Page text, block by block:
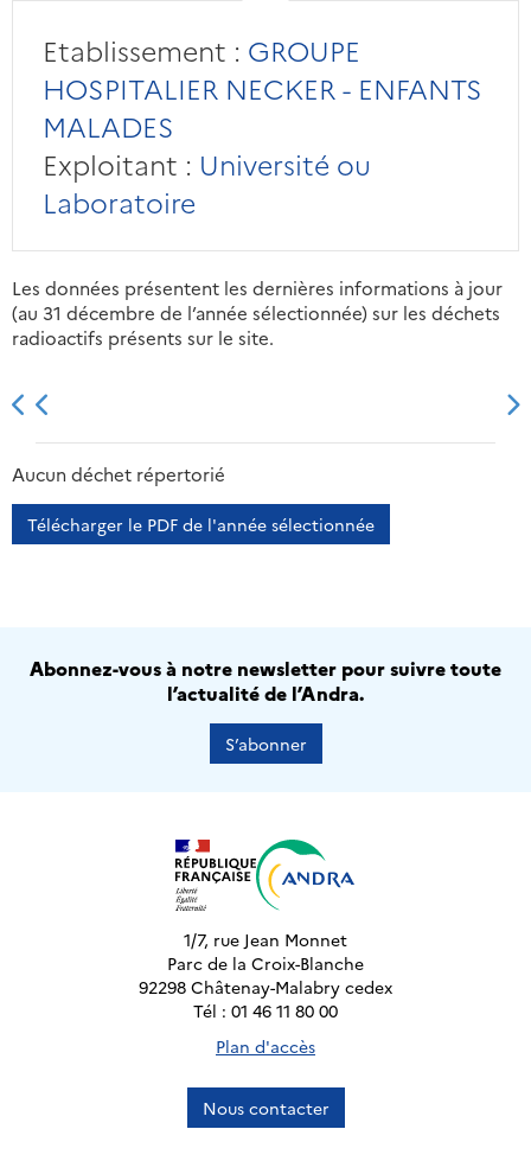
Etablissement : GROUPE
HOSPITALIER NECKER - ENFANTS
MALADES
Exploitant : Université ou
Laboratoire
Les données présentent les dernières informations à jour
(au 31 décembre de l’année sélectionnée) sur les déchets
radioactifs présents sur le site.
2013 2014
Aucun déchet répertorié
Télécharger le PDF de l'année sélectionnée
Abonnez-vous à notre newsletter pour suivre toute
l’actualité de l’Andra.
S’abonner
1/7, rue Jean Monnet
Parc de la Croix-Blanche
92298 Châtenay-Malabry cedex
Tél : 01 46 11 80 00
Plan d'accès
Nous contacter